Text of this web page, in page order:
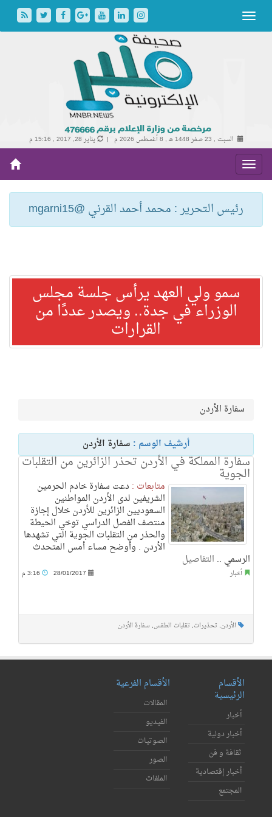
السبت , 23 صفر 1448 هـ , 8 أغسطس 2026 م | يناير 28, 2017 , 15:16 م
رئيس التحرير : محمد أحمد القرني @mgarni15
سمو ولي العهد يرأس جلسة مجلس
الوزراء في جدة.. ويصدر عددًا من
القرارات
سفارة الأردن
أرشيف الوسم : سفارة الأردن
سفارة المملكة في الأردن تحذر الزائرين من التقلبات
الجوية
متابعات : دعت سفارة خادم الحرمين
الشريفين لدى الأردن المواطنين
السعوديين الزائرين للأردن خلال إجازة
منتصف الفصل الدراسي توخي الحيطة
والحذر من التقلبات الجوية التي تشهدها
الأردن . وأوضح مساء أمس المتحدث
الرسمي .. التفاصيل
أخبار 28/01/2017
الأردن, تحذيرات, تقلبات الطقس, سفارة الأردن
الأقسام
الرئيسية
أخبار
أخبار دولية
ثقافة و فن
أخبار إقتصادية
المجتمع
الأقسام الفرعية
المقالات
الفيديو
الصوتيات
الصور
الملفات